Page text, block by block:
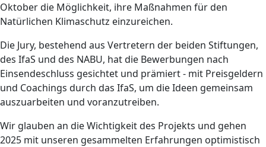
Oktober die Möglichkeit, ihre Maßnahmen für den
Natürlichen Klimaschutz einzureichen.
Die Jury, bestehend aus Vertretern der beiden Stiftungen,
des IfaS und des NABU, hat die Bewerbungen nach
Einsendeschluss gesichtet und prämiert - mit Preisgeldern
und Coachings durch das IfaS, um die Ideen gemeinsam
auszuarbeiten und voranzutreiben.
Wir glauben an die Wichtigkeit des Projekts und gehen
2025 mit unseren gesammelten Erfahrungen optimistisch